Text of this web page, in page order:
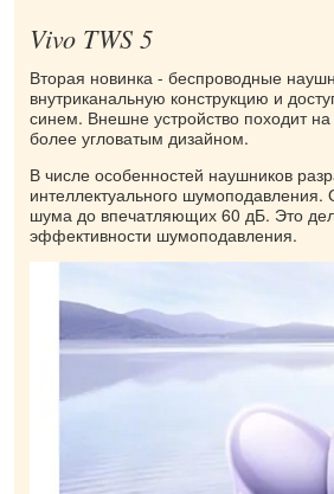
Vivo TWS 5
Вторая новинка - беспроводные
внутриканальную конструкцию и
синем. Внешне устройство походит
более угловатым дизайном.
В числе особенностей наушников
интеллектуального
шума до впечатляющих 60 дБ. Это
эффективности шумоподавления.